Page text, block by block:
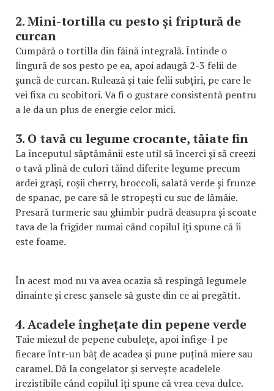
2. Mini-tortilla cu pesto și friptură de
curcan
Cumpără o tortilla din făină integrală. Întinde o
lingură de sos pesto pe ea, apoi adaugă 2-3 felii de
șuncă de curcan. Rulează și taie felii subțiri, pe care le
vei fixa cu scobitori. Va fi o gustare consistentă pentru
a le da un plus de energie celor mici.
3. O tavă cu legume crocante, tăiate fin
La începutul săptămânii este util să încerci și să creezi
o tavă plină de culori tăind diferite legume precum
ardei grași, roșii cherry, broccoli, salată verde și frunze
de spanac, pe care să le stropești cu suc de lămâie.
Presară turmeric sau ghimbir pudră deasupra și scoate
tava de la frigider numai când copilul îți spune că îi
este foame.
În acest mod nu va avea ocazia să respingă legumele
dinainte și cresc șansele să guste din ce ai pregătit.
4. Acadele înghețate din pepene verde
Taie miezul de pepene cubulețe, apoi înfige-l pe
fiecare într-un băț de acadea și pune puțină miere sau
caramel. Dă la congelator și servește acadelele
irezistibile când copilul îți spune că vrea ceva dulce.